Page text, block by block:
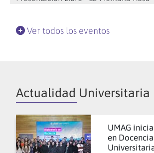
Ver todos los eventos
Actualidad Universitaria
UMAG
en Docencia